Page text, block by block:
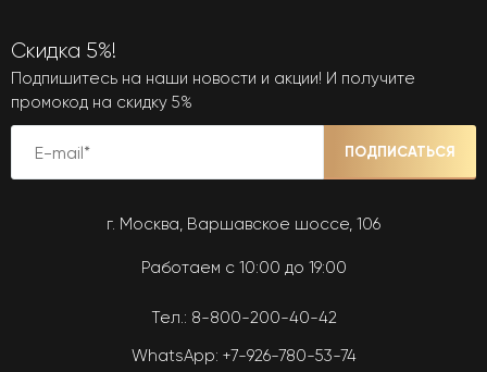
Скидка 5%!
Подпишитесь на наши новости и акции! И получите
промокод на скидку 5%
ПОДПИСАТЬСЯ
г. Москва, Варшавское шоссе, 106
Работаем с 10:00 до 19:00
Тел.: 8-800-200-40-42
WhatsApp: +7-926-780-53-74